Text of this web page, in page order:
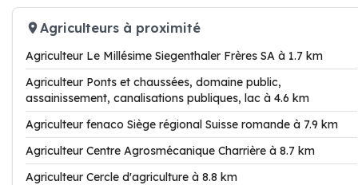
Agriculteurs à proximité
Agriculteur Le Millésime Siegenthaler Frères SA à 1.7 km
Agriculteur Ponts et chaussées, domaine public,
assainissement, canalisations publiques, lac à 4.6 km
Agriculteur fenaco Siège régional Suisse romande à 7.9 km
Agriculteur Centre Agrosmécanique Charrière à 8.7 km
Agriculteur Cercle d'agriculture à 8.8 km